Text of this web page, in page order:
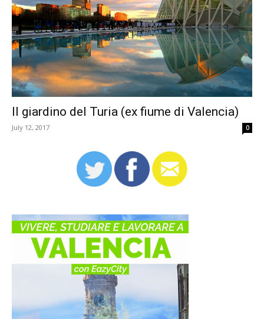
Il giardino del Turia (ex fiume di Valencia)
July 12, 2017 0